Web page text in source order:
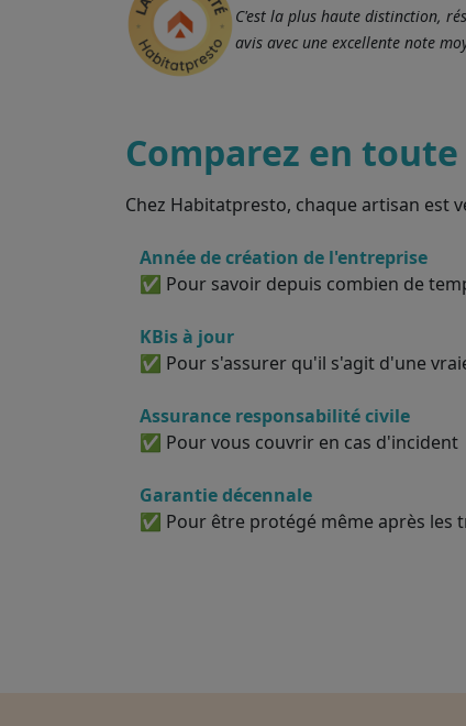
C'est la plus haute distinction,
avis avec une excellente note
Comparez en
Chez Habitatpresto, chaque artisan est
Année de création de l'entreprise
✅ Pour savoir depuis combien de
KBis à jour
✅ Pour s'assurer qu'il s'agit d'une
Assurance responsabilité civile
✅ Pour vous couvrir en cas d'incident
Garantie décennale
✅ Pour être protégé même après les